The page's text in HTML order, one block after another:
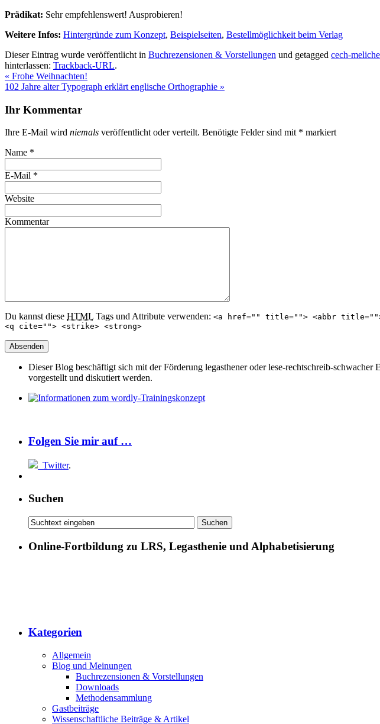
Prädikat: Sehr empfehlenswert! Ausprobieren!
Weitere Infos: Hintergründe zum Konzept, Beispielseiten, Bestellmöglichkeit beim Verlag
Dieser Eintrag wurde veröffentlicht in Buchrezensionen & Vorstellungen und getagged cech-
hinterlassen: Trackback-URL.
« Frohe Weihnachten!
102 Jahre alter Typograph erklärt englische Orthographie »
Ihr Kommentar
Ihre E-Mail wird niemals veröffentlicht oder verteilt. Benötigte Felder sind mit * markiert
Name *
E-Mail *
Website
Kommentar
Du kannst diese HTML Tags und Attribute verwenden: <a href="" title=""> <abbr title="">
<q cite=""> <strike> <strong>
Dieser Blog beschäftigt sich mit der Förderung legasthener oder lese-rechtschreib-
vorgestellt und diskutiert werden.
Folgen Sie mir auf …
Twitter.
Suchen
Online-Fortbildung zu LRS, Legasthenie und Alphabetisierung
Kategorien
Allgemein
Blog und Meinungen
Buchrezensionen & Vorstellungen
Downloads
Methodensammlung
Gastbeiträge
Wissenschaftliche Beiträge & Artikel